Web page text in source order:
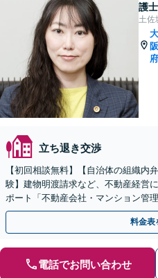
護士
土佐
大
阪
府
立ち退き交渉
【初回相談無料】【自治体の組織内
験】建物明渡請求など、不動産経営
ポート「不動産会社・マンション管
立退料の増額ほか」【休日・夜間相
料金表
電話でお問い合わせ